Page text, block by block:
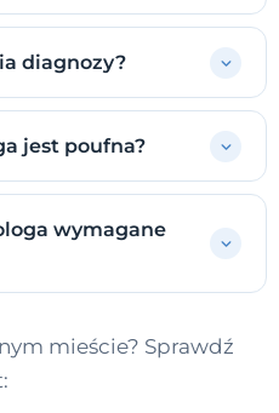
diagnozy?
jest poufna?
wymagane
mieście? Sprawdź